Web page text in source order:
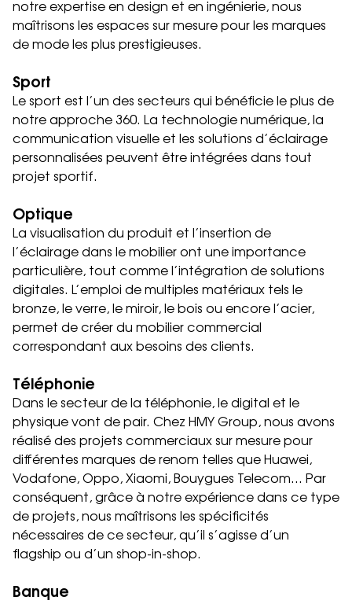
notre expertise en design et en ingénierie, nous
maîtrisons les espaces sur mesure pour les marques
de mode les plus prestigieuses.
Sport
Le sport est l’un des secteurs qui bénéficie le plus de
notre approche 360. La technologie numérique, la
communication visuelle et les solutions d’éclairage
personnalisées peuvent être intégrées dans tout
projet sportif.
Optique
La visualisation du produit et l’insertion de
l’éclairage dans le mobilier ont une importance
particulière, tout comme l’intégration de solutions
digitales. L’emploi de multiples matériaux tels le
bronze, le verre, le miroir, le bois ou encore l’acier,
permet de créer du mobilier commercial
correspondant aux besoins des clients.
Téléphonie
Dans le secteur de la téléphonie, le digital et le
physique vont de pair. Chez HMY Group, nous avons
réalisé des projets commerciaux sur mesure pour
différentes marques de renom telles que Huawei,
Vodafone, Oppo, Xiaomi, Bouygues Telecom… Par
conséquent, grâce à notre expérience dans ce type
de projets, nous maîtrisons les spécificités
nécessaires de ce secteur, qu’il s’agisse d’un
flagship ou d’un shop-in-shop.
Banque